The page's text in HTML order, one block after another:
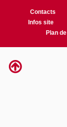
Contacts
Infos site
Plan